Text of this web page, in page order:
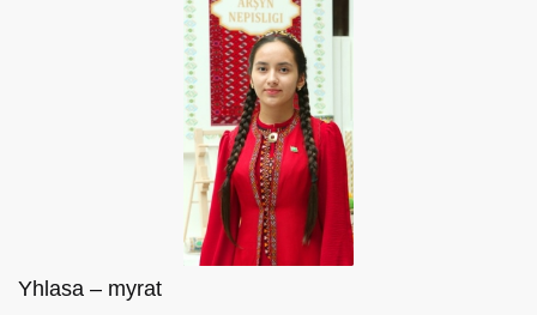
Yhlasa – myrat